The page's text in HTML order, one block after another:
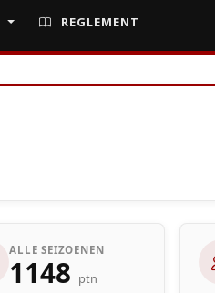
REGLEMENT
ALLE SEIZOENEN
1148 ptn